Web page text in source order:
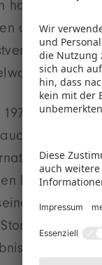
hat als
uns sehr
1973 belegt
Eltern
acht
Store“ rund um
Neben